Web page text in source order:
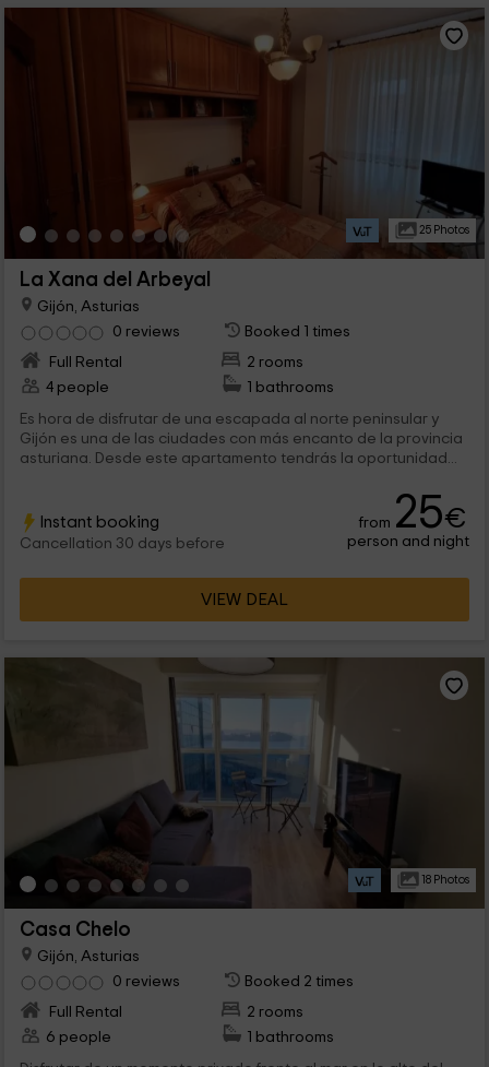
25 Photos
La Xana del Arbeyal
Gijón, Asturias
0 reviews
Booked 1 times
Full Rental
2 rooms
4 people
1 bathrooms
Es hora de disfrutar de una escapada al norte peninsular y
Gijón es una de las ciudades con más encanto de la provincia
asturiana. Desde este apartamento tendrás la oportunidad...
Instant booking
Cancellation 30 days before
from 25€
person and night
VIEW DEAL
18 Photos
Casa Chelo
Gijón, Asturias
0 reviews
Booked 2 times
Full Rental
2 rooms
6 people
1 bathrooms